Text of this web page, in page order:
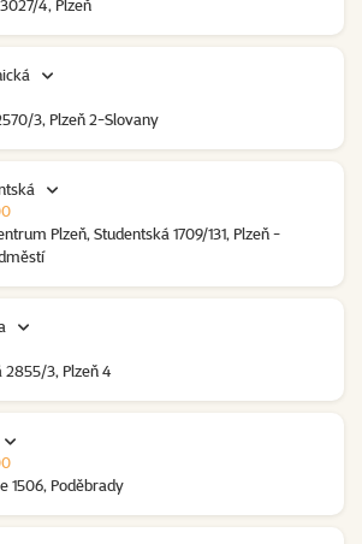
4, Plzeň
3, Plzeň 2-Slovany
Plzeň, Studentská 1709/131, Plzeň -
2855/3, Plzeň 4
1506, Poděbrady